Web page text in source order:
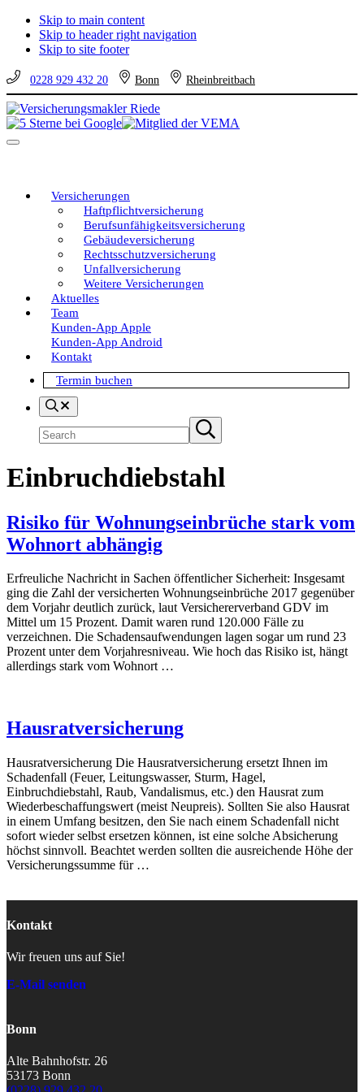
Skip to main content
Skip to header right navigation
Skip to site footer
0228 929 432 20 Bonn Rheinbreitbach
Versicherungsmakler
Riede
Versicherungen
vom
eine
Entscheidung!
Menu
Versicherungen
Haftpflichtversicherung
Berufsunfähigkeitsversicherung
Gebäudeversicherung
Rechtsschutzversicherung
Unfallversicherung
Weitere Versicherungen
Aktuelles
Team
Kunden-App Apple
Kunden-App Android
Kontakt
Termin buchen
Search
Submit
search
Einbruchdiebstahl
Risiko für Wohnungseinbrüche stark vom
Wohnort abhängig
Erfreuliche Nachricht in Sachen öffentlicher Sicherheit: Insgesamt
ging die Zahl der versicherten Wohnungseinbrüche 2017 gegenüber
dem Vorjahr deutlich zurück, laut Versichererverband GDV im
Mittel um 15 Prozent. Damit waren rund 120.000 Fälle zu
verzeichnen. Die Schadensaufwendungen lagen sogar um rund 23
Prozent unter dem Vorjahresniveau. Wie hoch das Risiko ist, hängt
allerdings stark vom Wohnort …
Hausratversicherung
Hausratversicherung Die Hausratversicherung ersetzt Ihnen im
Schadenfall (Feuer, Leitungswasser, Sturm, Hagel,
Einbruchdiebstahl, Raub, Vandalismus, etc.) den Hausrat zum
Wiederbeschaffungswert (meist Neupreis). Sollten Sie also Hausrat
in einem Umfang besitzen, den Sie nach einem Schadenfall nicht
sofort wieder selbst ersetzen können, ist eine solche Absicherung
höchst sinnvoll. Beachtet werden sollten die ausreichende Höhe der
Versicherungssumme für …
Kontakt
Wir freuen uns auf Sie!
E-Mail senden
Bonn
Alte Bahnhofstr. 26
53173 Bonn